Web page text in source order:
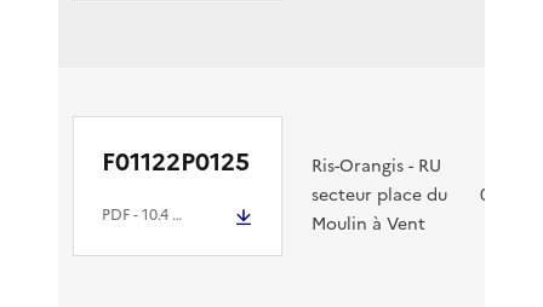
F01122P0125
PDF- 10.4 Mio
Ris-Orangis - RU
secteur place du
Moulin à Vent
08/07/